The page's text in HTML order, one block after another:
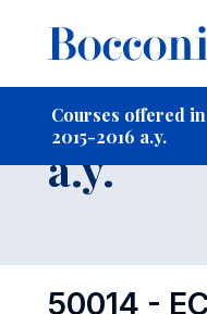
Courses offered
2015-2016 a.y.
-
Course
a.y.
50014 -